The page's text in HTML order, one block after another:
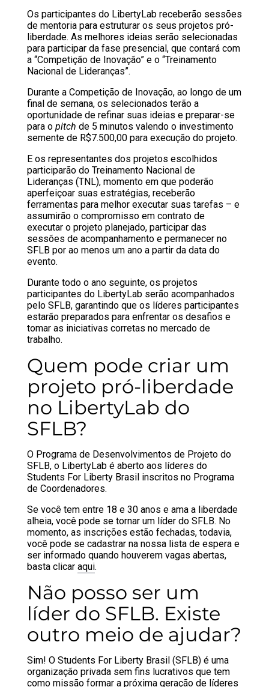
Os participantes do LibertyLab receberão sessões
de mentoria para estruturar os seus projetos pró-
liberdade. As melhores ideias serão selecionadas
para participar da fase presencial, que contará com
a “Competição de Inovação” e o “Treinamento
Nacional de Lideranças”.
Durante a Competição de Inovação, ao longo de um
final de semana, os selecionados terão a
oportunidade de refinar suas ideias e preparar-se
para o pitch de 5 minutos valendo o investimento
semente de R$7.500,00 para execução do projeto.
E os representantes dos projetos escolhidos
participarão do Treinamento Nacional de
Lideranças (TNL), momento em que poderão
aperfeiçoar suas estratégias, receberão
ferramentas para melhor executar suas tarefas – e
assumirão o compromisso em contrato de
executar o projeto planejado, participar das
sessões de acompanhamento e permanecer no
SFLB por ao menos um ano a partir da data do
evento.
Durante todo o ano seguinte, os projetos
participantes do LibertyLab serão acompanhados
pelo SFLB, garantindo que os líderes participantes
estarão preparados para enfrentar os desafios e
tomar as iniciativas corretas no mercado de
trabalho.
Quem pode criar um
projeto pró-liberdade
no LibertyLab do
SFLB?
O Programa de Desenvolvimentos de Projeto do
SFLB, o LibertyLab é aberto aos líderes do
Students For Liberty Brasil inscritos no Programa
de Coordenadores.
Se você tem entre 18 e 30 anos e ama a liberdade
alheia, você pode se tornar um líder do SFLB. No
momento, as inscrições estão fechadas, todavia,
você pode se cadastrar na nossa lista de espera e
ser informado quando houverem vagas abertas,
basta clicar aqui.
Não posso ser um
líder do SFLB. Existe
outro meio de ajudar?
Sim! O Students For Liberty Brasil (SFLB) é uma
organização privada sem fins lucrativos que tem
como missão formar a próxima geração de líderes